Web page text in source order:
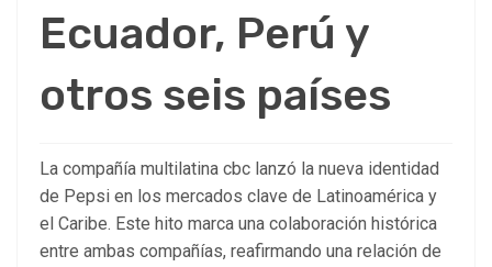
Ecuador, Perú y
otros seis países
La compañía multilatina cbc lanzó la nueva identidad
de Pepsi en los mercados clave de Latinoamérica y
el Caribe. Este hito marca una colaboración histórica
entre ambas compañías, reafirmando una relación de